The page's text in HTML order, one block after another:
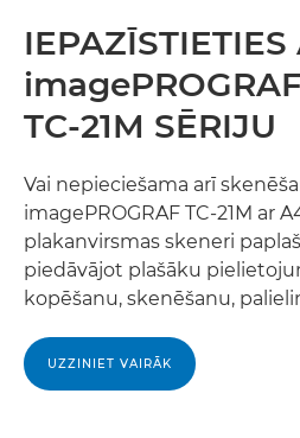
IEPAZĪSTIETIES
imagePROGRAF
TC-21M SĒRIJU
Vai nepieciešama arī
imagePROGRAF TC-21M ar
plakanvirsmas skeneri
piedāvājot plašāku
kopēšanu, skenēšanu,
UZZINIET VAIRĀK